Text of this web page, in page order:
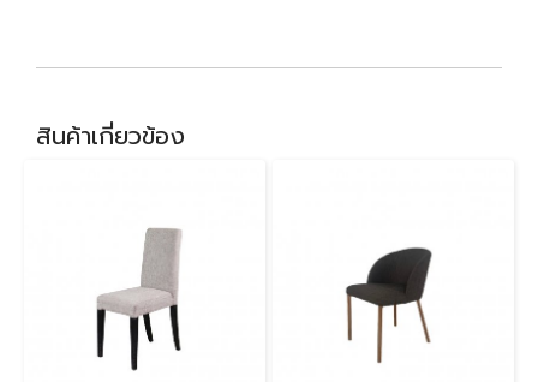
สินค้าเกี่ยวข้อง